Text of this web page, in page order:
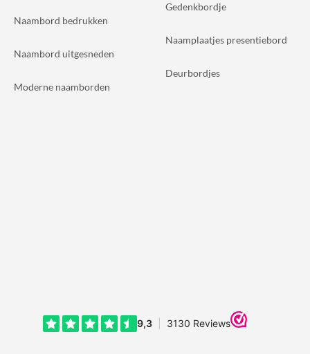
Naambord bedrukken
Naambord uitgesneden
Moderne naamborden
Gedenkbordje
Naamplaatjes presentiebord
Deurbordjes